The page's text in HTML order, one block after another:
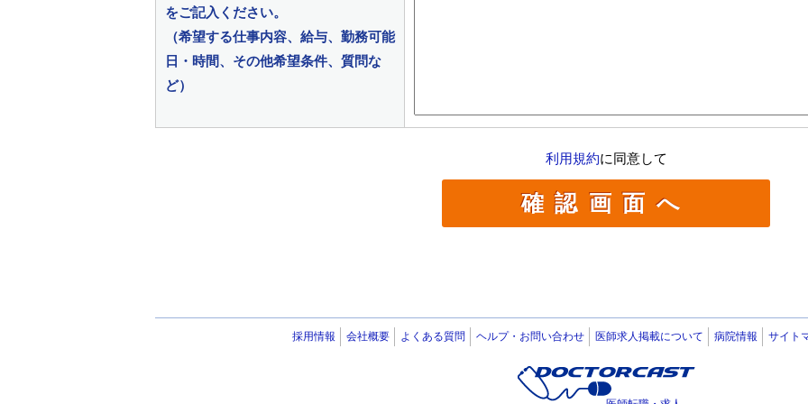
をご記入ください。
（希望する仕事内容、給与、勤務可能
日・時間、その他希望条件、質問な
ど）
利用規約に同意して
採用情報 会社概要 よくある質問 ヘルプ・お問い合わせ 医師求人掲載について 病院情報 サイト